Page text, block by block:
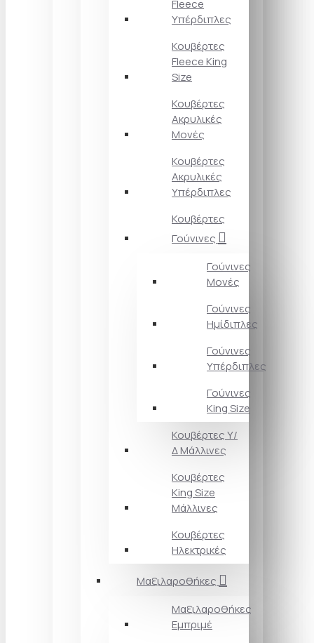
Fleece
Υπέρδιπλες
Κουβέρτες
Fleece King
Size
Κουβέρτες
Ακρυλικές
Μονές
Κουβέρτες
Ακρυλικές
Υπέρδιπλες
Κουβέρτες
Γούνινες
Γούνινες
Μονές
Γούνινες
Ημίδιπλες
Γούνινες
Υπέρδιπλες
Γούνινες
King Size
Κουβέρτες Υ/
Δ Μάλλινες
Κουβέρτες
King Size
Μάλλινες
Κουβέρτες
Ηλεκτρικές
Μαξιλαροθήκες
Μαξιλαροθήκες
Εμπριμέ